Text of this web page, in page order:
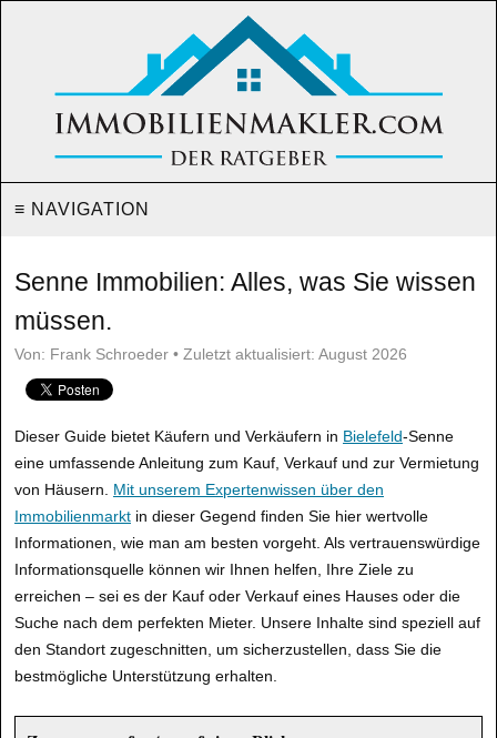
≡ NAVIGATION
Senne Immobilien: Alles, was Sie wissen
müssen.
Von: Frank Schroeder • Zuletzt aktualisiert: August 2026
Dieser Guide bietet Käufern und Verkäufern in Bielefeld-Senne
eine umfassende Anleitung zum Kauf, Verkauf und zur Vermietung
von Häusern. Mit unserem Expertenwissen über den
Immobilienmarkt in dieser Gegend finden Sie hier wertvolle
Informationen, wie man am besten vorgeht. Als vertrauenswürdige
Informationsquelle können wir Ihnen helfen, Ihre Ziele zu
erreichen – sei es der Kauf oder Verkauf eines Hauses oder die
Suche nach dem perfekten Mieter. Unsere Inhalte sind speziell auf
den Standort zugeschnitten, um sicherzustellen, dass Sie die
bestmögliche Unterstützung erhalten.